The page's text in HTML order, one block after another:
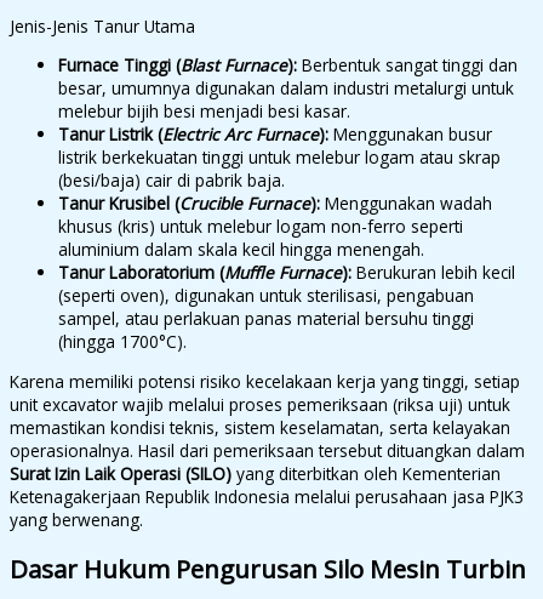
Jenis-Jenis Tanur Utama
Furnace Tinggi (Blast Furnace): Berbentuk sangat tinggi dan
besar, umumnya digunakan dalam industri metalurgi untuk
melebur bijih besi menjadi besi kasar.
Tanur Listrik (Electric Arc Furnace): Menggunakan busur
listrik berkekuatan tinggi untuk melebur logam atau skrap
(besi/baja) cair di pabrik baja.
Tanur Krusibel (Crucible Furnace): Menggunakan wadah
khusus (kris) untuk melebur logam non-ferro seperti
aluminium dalam skala kecil hingga menengah.
Tanur Laboratorium (Muffle Furnace): Berukuran lebih kecil
(seperti oven), digunakan untuk sterilisasi, pengabuan
sampel, atau perlakuan panas material bersuhu tinggi
(hingga 1700°C).
Karena memiliki potensi risiko kecelakaan kerja yang tinggi, setiap
unit excavator wajib melalui proses pemeriksaan (riksa uji) untuk
memastikan kondisi teknis, sistem keselamatan, serta kelayakan
operasionalnya. Hasil dari pemeriksaan tersebut dituangkan dalam
Surat Izin Laik Operasi (SILO) yang diterbitkan oleh Kementerian
Ketenagakerjaan Republik Indonesia melalui perusahaan jasa PJK3
yang berwenang.
Dasar Hukum Pengurusan Silo Mesin Turbin